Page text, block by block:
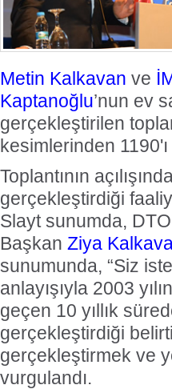
Metin Kalkavan ve
Kaptanoğlu’nun ev
gerçekleştirilen
kesimlerinden 1190'ı
Toplantının
gerçekleştirdiği
Slayt sunumda,
Başkan Ziya
sunumunda, “Siz
anlayışıyla 2003
geçen 10 yıllık
gerçekleştirdiği
gerçekleştirmek ve
vurgulandı.